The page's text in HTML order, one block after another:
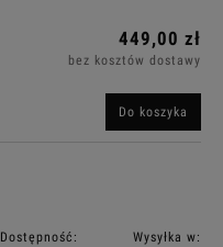
449,00 zł
bez kosztów dostawy
Do koszyka
Dostępność: Wysyłka w: